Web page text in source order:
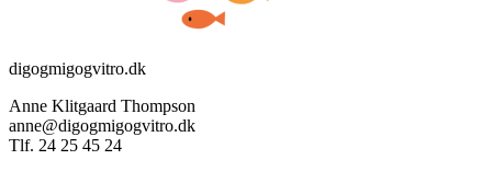
digogmigogvitro.dk
Anne Klitgaard Thompson
anne@digogmigogvitro.dk
Tlf. 24 25 45 24